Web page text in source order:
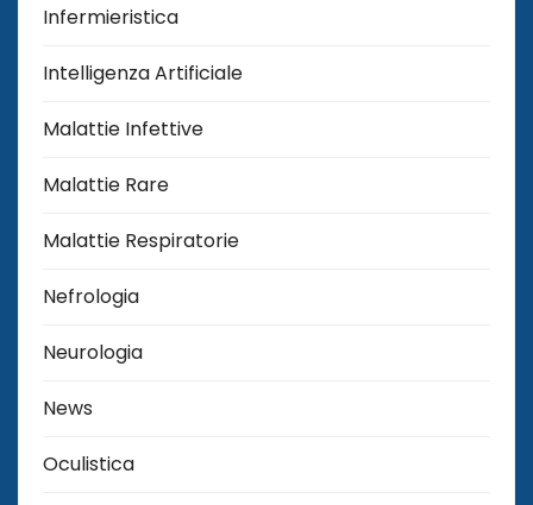
Infermieristica
Intelligenza Artificiale
Malattie Infettive
Malattie Rare
Malattie Respiratorie
Nefrologia
Neurologia
News
Oculistica